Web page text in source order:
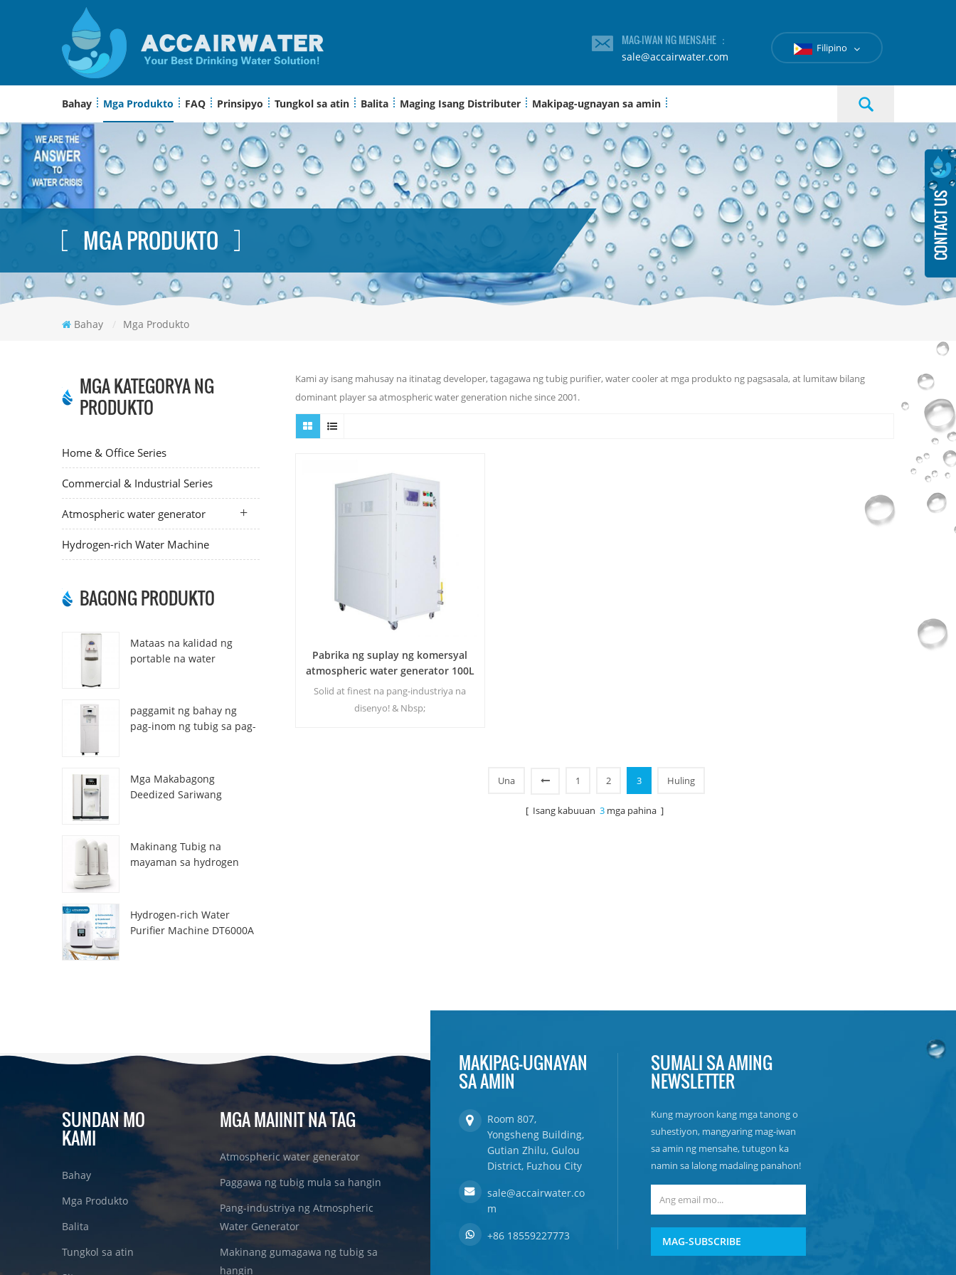
MAG-IWAN NG MENSAHE ：
sale@accairwater.com
Filipino
Bahay Mga Produkto FAQ Prinsipyo Tungkol sa atin Balita Maging Isang Distributer Makipag-ugnayan sa amin
MGA PRODUKTO
Bahay / Mga Produkto
MGA KATEGORYA NG
PRODUKTO
Home & Office Series
Commercial & Industrial Series
Atmospheric water generator
Hydrogen-rich Water Machine
BAGONG PRODUKTO
Mataas na kalidad ng
portable na water
paggamit ng bahay ng
pag-inom ng tubig sa pag-
Mga Makabagong
Deedized Sariwang
ZL9510W
Makinang Tubig na
mayaman sa hydrogen
Hydrogen-rich Water
Purifier Machine DT6000A
Kami ay isang mahusay na itinatag developer, tagagawa ng tubig purifier, water cooler at mga produkto ng pagsasala, at lumitaw bilang
dominant player sa atmospheric water generation niche since 2001.
Pabrika ng suplay ng komersyal
atmospheric water generator 100L
EA-100
Solid at finest na pang-industriya na
disenyo! & Nbsp;
Una 1 2 3 Huling
[ Isang kabuuan 3mga pahina ]
SUNDAN MO
KAMI
Bahay
Mga Produkto
Balita
Tungkol sa atin
MGA MAIINIT NA TAG
Atmospheric water generator
Paggawa ng tubig mula sa hangin
Pang-industriya ng Atmospheric
Water Generator
Makinang gumagawa ng tubig sa
hangin
MAKIPAG-UGNAYAN
SA AMIN
Room 807,
Yongsheng Building,
Gutian Zhilu, Gulou
District, Fuzhou City
sale@accairwater.co
m
+86 18559227773
SUMALI SA AMING
NEWSLETTER
Kung mayroon kang mga tanong o
suhestiyon, mangyaring mag-iwan
sa amin ng mensahe, tutugon ka
namin sa lalong madaling panahon!
MAG-SUBSCRIBE